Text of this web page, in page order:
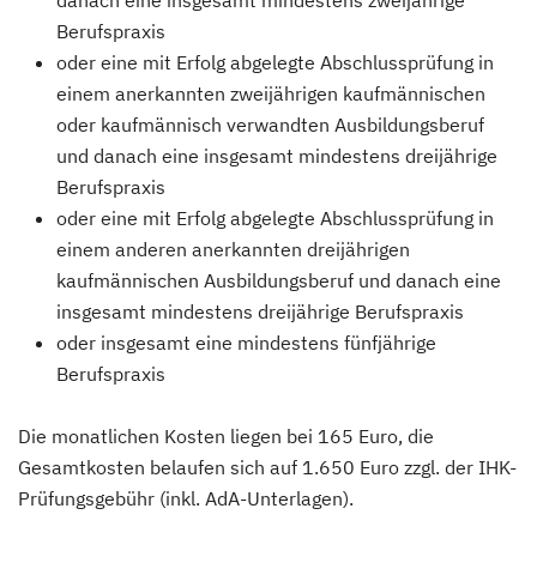
Berufspraxis
oder eine mit Erfolg abgelegte Abschlussprüfung in
einem anerkannten zweijährigen kaufmännischen
oder kaufmännisch verwandten Ausbildungsberuf
und danach eine insgesamt mindestens dreijährige
Berufspraxis
oder eine mit Erfolg abgelegte Abschlussprüfung in
einem anderen anerkannten dreijährigen
kaufmännischen Ausbildungsberuf und danach eine
insgesamt mindestens dreijährige Berufspraxis
oder insgesamt eine mindestens fünfjährige
Berufspraxis
Die monatlichen Kosten liegen bei 165 Euro, die
Gesamtkosten belaufen sich auf 1.650 Euro zzgl. der IHK-
Prüfungsgebühr (inkl. AdA-Unterlagen).